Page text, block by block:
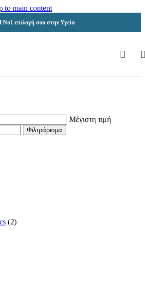
to main content
Νο1 επιλογή σου στην Υγεία
Μέγιστη τιμή
Φιλτράρισμα
(2)